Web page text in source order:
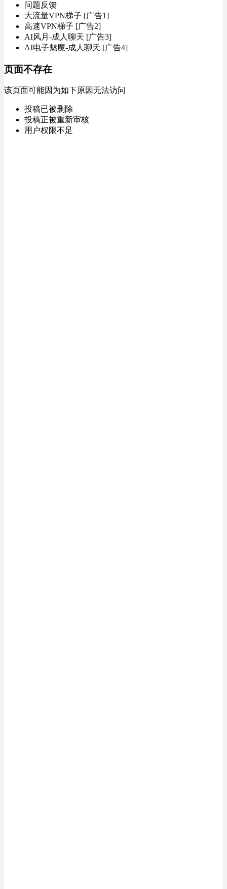
问题反馈
大流量VPN梯子 [广告1]
高速VPN梯子 [广告2]
AI风月-成人聊天 [广告3]
AI电子魅魔-成人聊天 [广告4]
页面不存在
该页面可能因为如下原因无法访问
投稿已被删除
投稿正被重新审核
用户权限不足